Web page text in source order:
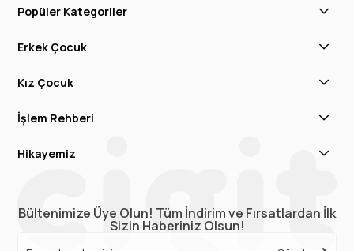
Popüler Kategoriler
Erkek Çocuk
Kız Çocuk
İşlem Rehberi
Hikayemiz
Bültenimize Üye Olun! Tüm İndirim ve Fırsatlardan İlk
Sizin Haberiniz Olsun!